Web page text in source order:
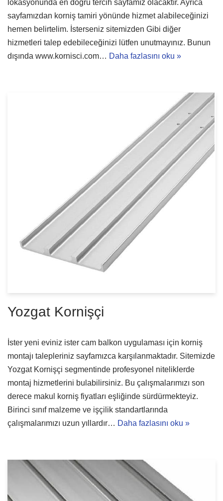
lokasyonunda en doğru tercih sayfamız olacaktır. Ayrıca
sayfamızdan korniş tamiri yönünde hizmet alabileceğinizi
hemen belirtelim. İsterseniz sitemizden Gibi diğer
hizmetleri talep edebileceğinizi lütfen unutmayınız. Bunun
dışında www.kornisci.com… Daha fazlasını oku »
Yozgat Kornişçi
İster yeni eviniz ister cam balkon uygulaması için korniş
montajı talepleriniz sayfamızca karşılanmaktadır. Sitemizde
Yozgat Kornişçi segmentinde profesyonel niteliklerde
montaj hizmetlerini bulabilirsiniz. Bu çalışmalarımızı son
derece makul korniş fiyatları eşliğinde sürdürmekteyiz.
Birinci sınıf malzeme ve işçilik standartlarında
çalışmalarımızı uzun yıllardır… Daha fazlasını oku »